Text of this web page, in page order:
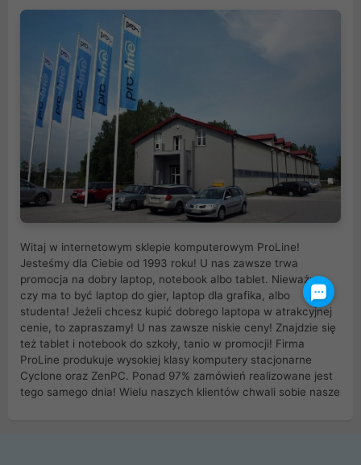
Witaj w internetowym sklepie komputerowym ProLine!
Jesteśmy dla Ciebie od 1993 roku! U nas zawsze trwa
promocja na dobry laptop, notebook albo tablet. Nieważne
czy ma to być laptop do gier, laptop dla grafika, albo
studenta! Jeżeli chcesz kupić dobrego laptopa w atrakcyjnej
cenie, to zapraszamy! U nas zawsze niskie ceny! Znajdzie się
też tablet i notebook do szkoły, tanio w promocji! Firma
ProLine produkuje wysokiej klasy komputery stacjonarne
Cyclone oraz ZenPC. Ponad 97% zamówień realizowane jest
tego samego dnia! Wielu naszych klientów chwali sobie nasze